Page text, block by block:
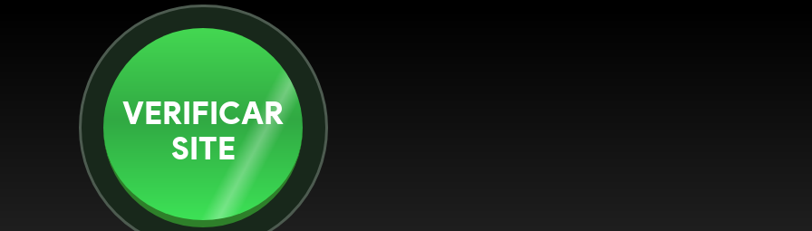
VERIFICAR
SITE